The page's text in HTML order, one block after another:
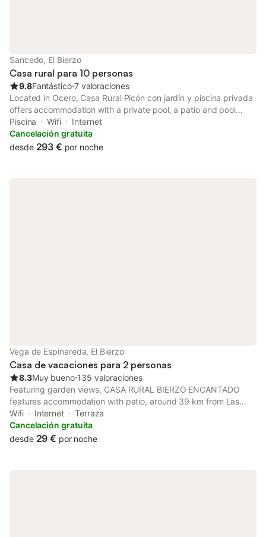
Sancedo, El Bierzo
Casa rural para 10 personas
9.8Fantástico⋅7 valoraciones
Located in Ocero, Casa Rural Picón con jardín y piscina privada
offers accommodation with a private pool, a patio and pool
views. This recently renovated chalet is located 37 km from Las
Médulas Roman Mines and 22 km from Ponferrada Castle.
Piscina Wifi
Internet
Cancelación gratuita
desde 293 € por noche
Vega de Espinareda, El Bierzo
Casa de vacaciones para 2 personas
8.3Muy bueno⋅135 valoraciones
Featuring garden views, CASA RURAL BIERZO ENCANTADO
features accommodation with patio, around 39 km from Las
Médulas Roman Mines. There is a private entrance at the
holiday home for the convenience of those who stay.
Wifi Internet
Terraza
Cancelación gratuita
desde 29 € por noche